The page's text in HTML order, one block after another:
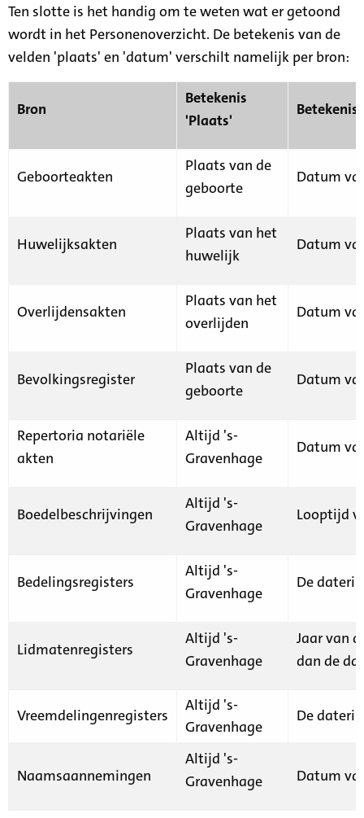
Ten slotte is het handig om te weten wat er getoond
wordt in het Personenoverzicht. De betekenis van de
velden 'plaats' en 'datum' verschilt namelijk per bron:
Bron
Betekenis
'Plaats'
Geboorteakten
Plaats van de
geboorte
Datum
Huwelijksakten
Plaats van het
huwelijk
Datum
Overlijdensakten
Plaats van het
overlijden
Datum
Bevolkingsregister
Plaats van de
geboorte
Datum
Repertoria notariële
akten
Altijd 's-
Gravenhage
Datum
Boedelbeschrijvingen
Altijd 's-
Gravenhage
Looptijd
Bedelingsregisters
Altijd 's-
Gravenhage
De
Lidmatenregisters
Altijd 's-
Gravenhage
Jaar van
dan de
Vreemdelingenregisters
Altijd 's-
Gravenhage
De
Naamsaannemingen
Altijd 's-
Gravenhage
Datum